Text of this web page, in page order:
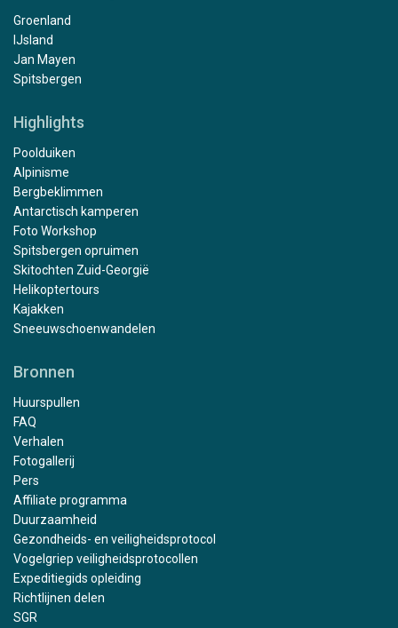
Groenland
IJsland
Jan Mayen
Spitsbergen
Highlights
Poolduiken
Alpinisme
Bergbeklimmen
Antarctisch kamperen
Foto Workshop
Spitsbergen opruimen
Skitochten Zuid-Georgië
Helikoptertours
Kajakken
Sneeuwschoenwandelen
Bronnen
Huurspullen
FAQ
Verhalen
Fotogallerij
Pers
Affiliate programma
Duurzaamheid
Gezondheids- en veiligheidsprotocol
Vogelgriep veiligheidsprotocollen
Expeditiegids opleiding
Richtlijnen delen
SGR